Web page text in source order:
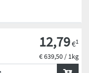
12,79€1
€ 639,50 / 1kg